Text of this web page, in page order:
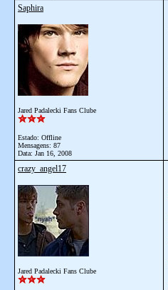
Saphira
Jared Padalecki Fans Clube
Estado: Offline
Mensagens: 87
Data: Jan 16, 2008
crazy_angel17
Jared Padalecki Fans Clube